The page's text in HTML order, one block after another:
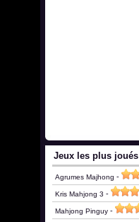
Jeux les plus joués
Agrumes Majhong -
Kris Mahjong 3 -
Mahjong Pinguy -